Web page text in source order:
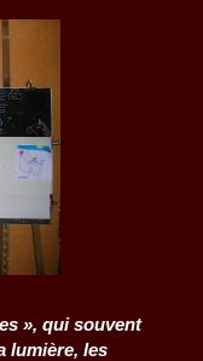
», qui souvent
lumière, les